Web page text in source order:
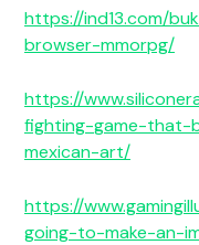
https://ind13.com/
browser-mmorpg/
https://
fighting-game-that-
mexican-art/
https://
going-to-make-an-